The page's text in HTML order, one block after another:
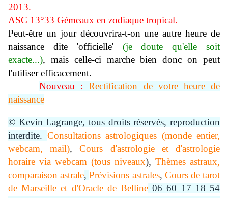
2013.
ASC 13°33 Gémeaux en zodiaque tropical.
Peut-être un jour découvrira-t-on une autre heure de
naissance dite 'officielle' (je doute qu'elle soit
exacte...), mais celle-ci marche bien donc on peut
l'utiliser efficacement.
Nouveau :Rectification de votre heure de
naissance
© Kevin Lagrange, tous droits réservés, reproduction
interdite. Consultations astrologiques (monde entier,
webcam, mail),Cours d'astrologie et d'astrologie
horaire via webcam (tous niveaux), Thèmes astraux,
comparaison astrale,Prévisions astrales, Cours de tarot
de Marseille et d'Oracle de Belline 06 60 17 18 54